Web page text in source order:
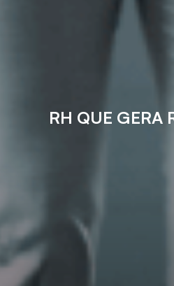
RH QUE GERA